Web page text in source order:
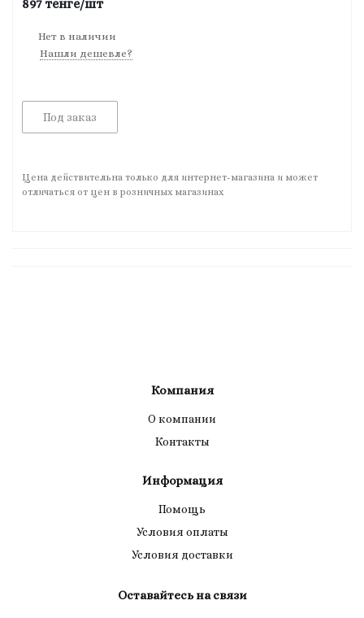
897тенге/шт
Нет в наличии
Нашли дешевле?
Под заказ
Цена действительна только для интернет-магазина и может
отличаться от цен в розничных магазинах
Компания
О компании
Контакты
Информация
Помощь
Условия оплаты
Условия доставки
Оставайтесь на связи